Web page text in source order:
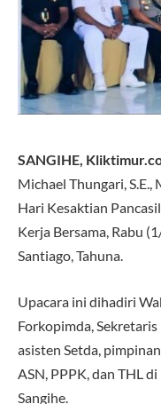
SANGIHE,
Michael Thungari,
Hari Kesaktian
Kerja Bersama, Rabu
Santiago, Tahuna.
Upacara ini dihadiri
Forkopimda,
asisten Setda,
ASN, PPPK, dan THL
Sangihe.